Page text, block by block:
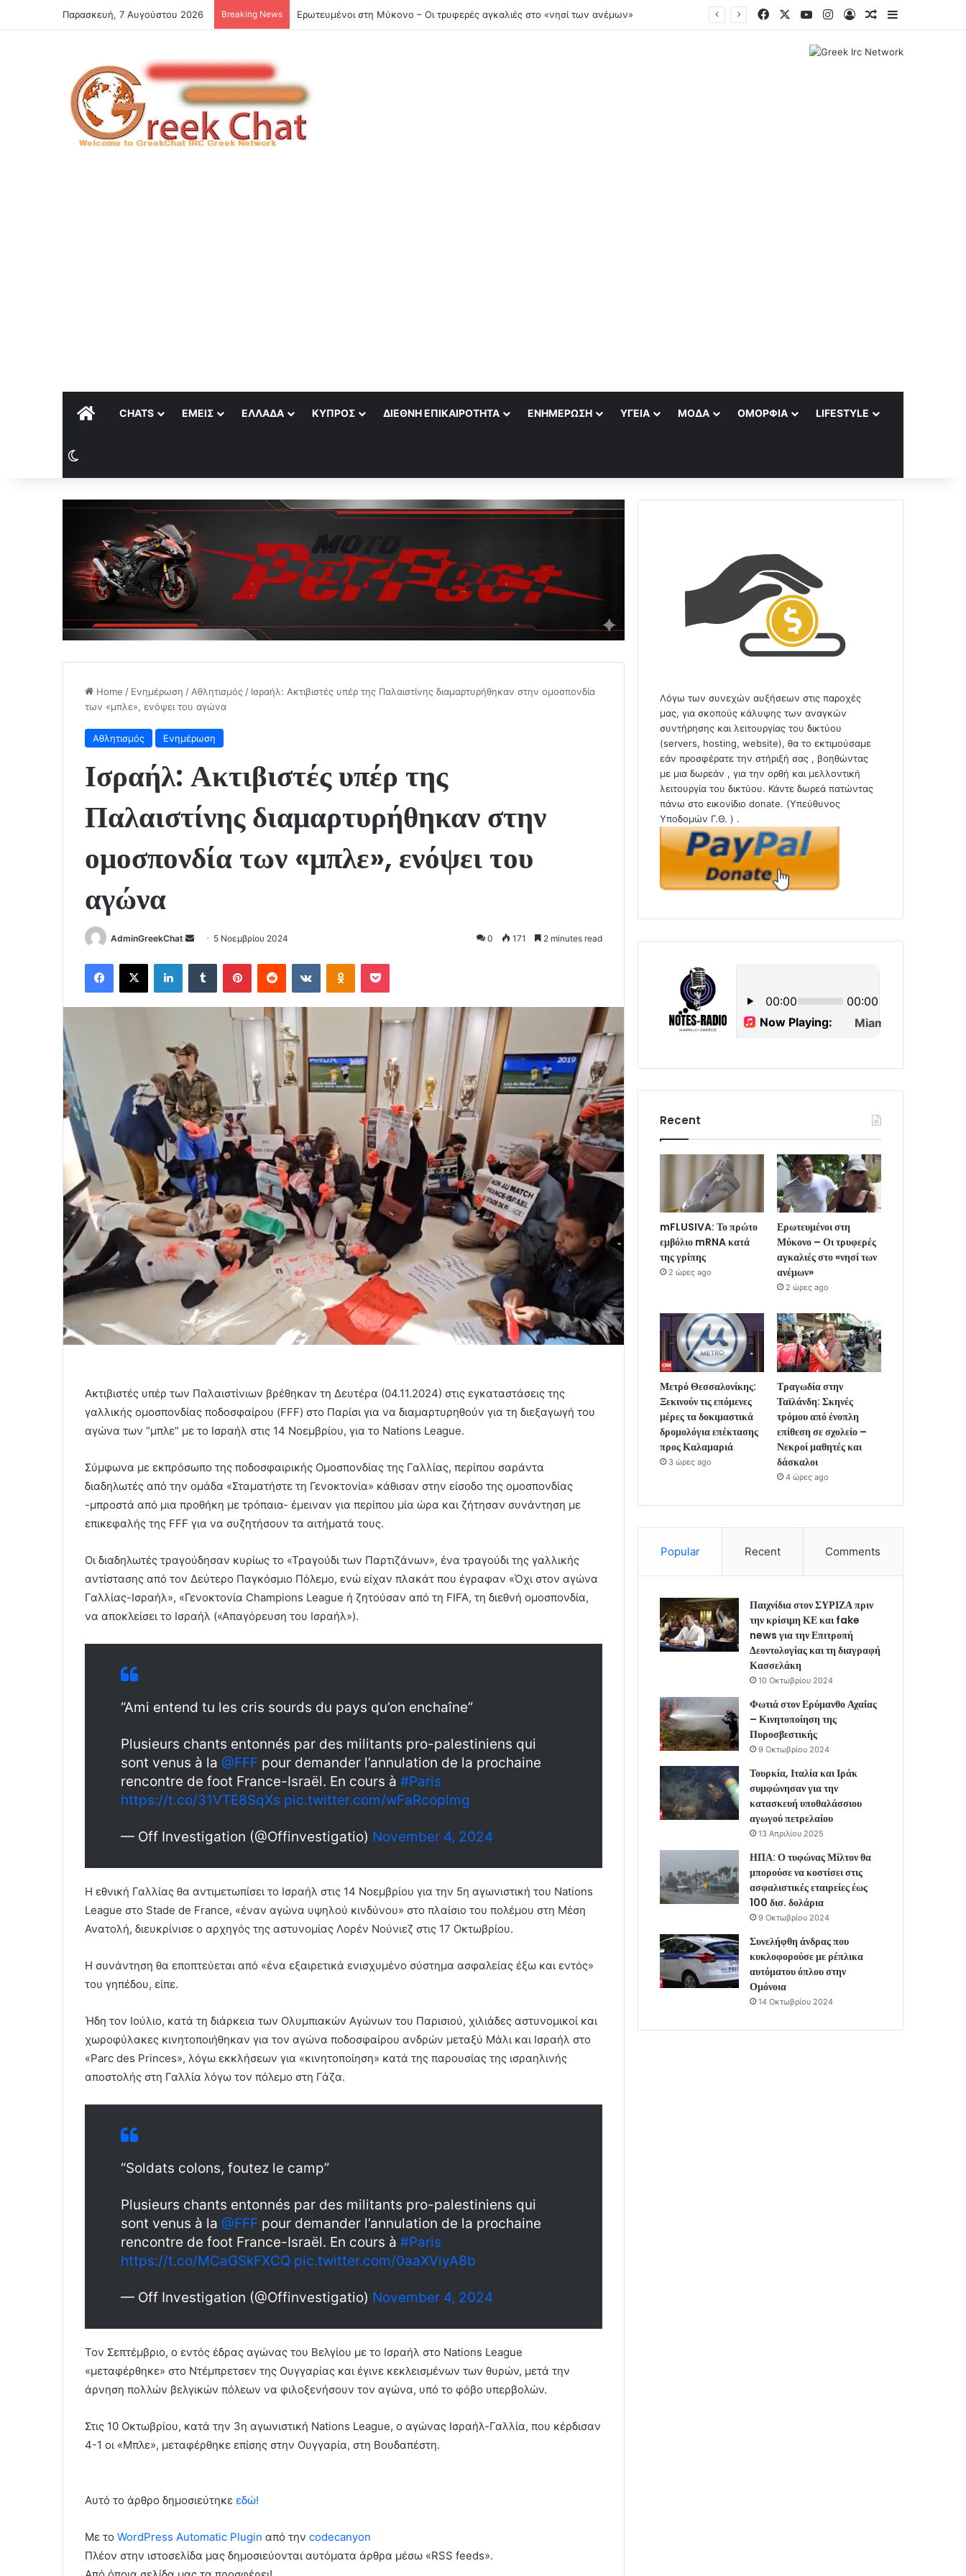
Παρασκευή, 7 Αυγούστου 2026 Breaking News FacebookYouTubeInstagram
Log InRandom Article
Sidebar
ΑΡΧΙΚΉCHATS ΕΜΕΊΣ ΕΛΛΆΔΑ ΚΎΠΡΟΣ ΔΙΕΘΝΉ ΕΠΙΚΑΙΡΌΤΗΤΑ ΕΝΗΜΈΡΩΣΗ ΥΓΕΊΑ ΜΌΔΑ ΟΜΟΡΦΙΆ LIFESTYLE
Home / Ενημέρωση / Αθλητισμός / Ισραήλ: Ακτιβιστές υπέρ της Παλαιστίνης διαμαρτυρήθηκαν στην ομοσπονδία
των «μπλε», ενόψει του αγώνα
Αθλητισμός Ενημέρωση
Ισραήλ: Ακτιβιστές υπέρ της
Παλαιστίνης διαμαρτυρήθηκαν στην
ομοσπονδία των «μπλε», ενόψει του
αγώνα
AdminGreekChat
Send
email
5 Νοεμβρίου 2024 0 171 2 minutes read
Facebook
X LinkedInTumblr PinterestReddit VKontakteOdnoklassniki
Pocket
Ακτιβιστές υπέρ των Παλαιστίνιων βρέθηκαν τη Δευτέρα (04.11.2024) στις εγκαταστάσεις της
γαλλικής ομοσπονδίας ποδοσφαίρου (FFF) στο Παρίσι για να διαμαρτυρηθούν για τη διεξαγωγή του
αγώνα των “μπλε” με το Ισραήλ στις 14 Νοεμβρίου, για το Nations League.
Σύμφωνα με εκπρόσωπο της ποδοσφαιρικής Ομοσπονδίας της Γαλλίας, περίπου σαράντα
διαδηλωτές από την ομάδα «Σταματήστε τη Γενοκτονία» κάθισαν στην είσοδο της ομοσπονδίας
-μπροστά από μια προθήκη με τρόπαια- έμειναν για περίπου μία ώρα και ζήτησαν συνάντηση με
επικεφαλής της FFF για να συζητήσουν τα αιτήματά τους.
Οι διαδηλωτές τραγούδησαν κυρίως το «Τραγούδι των Παρτιζάνων», ένα τραγούδι της γαλλικής
αντίστασης από τον Δεύτερο Παγκόσμιο Πόλεμο, ενώ είχαν πλακάτ που έγραφαν «Όχι στον αγώνα
Γαλλίας-Ισραήλ», «Γενοκτονία Champions League ή ζητούσαν από τη FIFA, τη διεθνή ομοσπονδία,
να αποκλείσει το Ισραήλ («Απαγόρευση του Ισραήλ»).
“Ami entend tu les cris sourds du pays qu’on enchaîne”
Plusieurs chants entonnés par des militants pro-palestiniens qui
sont venus à la @FFF pour demander l’annulation de la prochaine
rencontre de foot France-Israël. En cours à #Paris
https://t.co/31VTE8SqXs pic.twitter.com/wFaRcoplmg
— Off Investigation (@Offinvestigatio) November 4, 2024
Η εθνική Γαλλίας θα αντιμετωπίσει το Ισραήλ στις 14 Νοεμβρίου για την 5η αγωνιστική του Nations
League στο Stade de France, «έναν αγώνα υψηλού κινδύνου» στο πλαίσιο του πολέμου στη Μέση
Ανατολή, διευκρίνισε o αρχηγός της αστυνομίας Λορέν Νούνιεζ στις 17 Οκτωβρίου.
Η συνάντηση θα εποπτεύεται από «ένα εξαιρετικά ενισχυμένο σύστημα ασφαλείας έξω και εντός»
του γηπέδου, είπε.
Ήδη τον Ιούλιο, κατά τη διάρκεια των Ολυμπιακών Αγώνων του Παρισιού, χιλιάδες αστυνομικοί και
χωροφύλακες κινητοποιήθηκαν για τον αγώνα ποδοσφαίρου ανδρών μεταξύ Μάλι και Ισραήλ στο
«Parc des Princes», λόγω εκκλήσεων για «κινητοποίηση» κατά της παρουσίας της ισραηλινής
αποστολής στη Γαλλία λόγω τον πόλεμο στη Γάζα.
“Soldats colons, foutez le camp”
Plusieurs chants entonnés par des militants pro-palestiniens qui
sont venus à la @FFF pour demander l’annulation de la prochaine
rencontre de foot France-Israël. En cours à #Paris
https://t.co/MCaGSkFXCQ pic.twitter.com/0aaXViyA8b
— Off Investigation (@Offinvestigatio) November 4, 2024
Τον Σεπτέμβριο, ο εντός έδρας αγώνας του Βελγίου με το Ισραήλ στο Nations League
«μεταφέρθηκε» στο Ντέμπρετσεν της Ουγγαρίας και έγινε κεκλεισμένων των θυρών, μετά την
άρνηση πολλών βελγικών πόλεων να φιλοξενήσουν τον αγώνα, υπό το φόβο υπερβολών.
Στις 10 Οκτωβρίου, κατά την 3η αγωνιστική Nations League, ο αγώνας Ισραήλ-Γαλλία, που κέρδισαν
4-1 οι «Μπλε», μεταφέρθηκε επίσης στην Ουγγαρία, στη Βουδαπέστη.
Αυτό το άρθρο δημοσιεύτηκε εδώ!
Με το WordPress Automatic Plugin από την codecanyon
Πλέον στην ιστοσελίδα μας δημοσιεύονται αυτόματα άρθρα μέσω «RSS feeds».
Λόγω των συνεχών αυξήσεων στις παροχές
μας, για σκοπούς κάλυψης των αναγκών
συντήρησης και λειτουργίας του δικτύου
(servers, hosting, website), θα το εκτιμούσαμε
εάν προσφέρατε την στήριξή σας , βοηθώντας
με μια δωρεάν , για την ορθή και μελλοντική
λειτουργία του δικτύου. Κάντε δωρεά πατώντας
πάνω στο εικονίδιο donate. (Υπεύθυνος
Υποδομών Γ.Θ. ) .
Recent
mFLUSIVA: Το πρώτο
εμβόλιο mRNA κατά
της γρίπης
2 ώρες ago
Ερωτευμένοι στη
Μύκονο – Οι τρυφερές
αγκαλιές στο «νησί των
ανέμων»
2 ώρες ago
Μετρό Θεσσαλονίκης:
Ξεκινούν τις επόμενες
μέρες τα δοκιμαστικά
δρομολόγια επέκτασης
προς Καλαμαριά
3 ώρες ago
Τραγωδία στην
Ταϊλάνδη: Σκηνές
τρόμου από ένοπλη
επίθεση σε σχολείο –
Νεκροί μαθητές και
δάσκαλοι
4 ώρες ago
Popular Recent Comments
Παιχνίδια στον ΣΥΡΙΖΑ πριν
την κρίσιμη ΚΕ και fake
news για την Επιτροπή
Δεοντολογίας και τη διαγραφή
Κασσελάκη
10 Οκτωβρίου 2024
Φωτιά στον Ερύμανθο Αχαΐας
– Κινητοποίηση της
Πυροσβεστικής
9 Οκτωβρίου 2024
Τουρκία, Ιταλία και Ιράκ
συμφώνησαν για την
κατασκευή υποθαλάσσιου
αγωγού πετρελαίου
13 Απριλίου 2025
ΗΠΑ: Ο τυφώνας Μίλτον θα
μπορούσε να κοστίσει στις
ασφαλιστικές εταιρείες έως
100 δισ. δολάρια
9 Οκτωβρίου 2024
Συνελήφθη άνδρας που
κυκλοφορούσε με ρέπλικα
αυτόματου όπλου στην
Ομόνοια
14 Οκτωβρίου 2024